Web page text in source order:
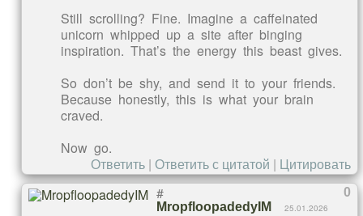
Still scrolling? Fine. Imagine a caffeinated
unicorn whipped up a site after binging
inspiration. That’s the energy this beast gives.
So don’t be shy, and send it to your friends.
Because honestly, this is what your brain
craved.
Now go.
Ответить | Ответить с цитатой | Цитировать
0
#
MropfloopadedyIM
25.01.2026